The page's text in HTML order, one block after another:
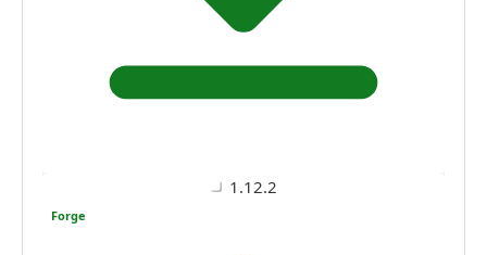
1.12.2
Forge